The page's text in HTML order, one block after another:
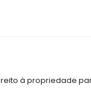
à propriedade